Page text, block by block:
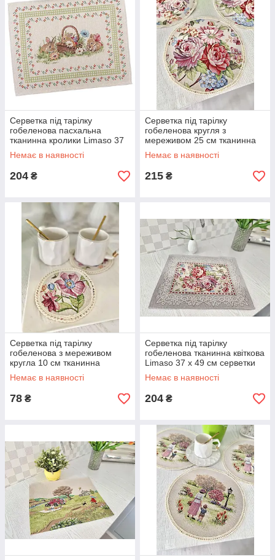
Серветка під тарілку
гобеленова пасхальна
тканинна кролики Limaso 37
х 49 см серветки під тарілки
Немає в наявності
204 ₴
Серветка під тарілку
гобеленова кругля з
мереживом 25 см тканинна
Limaso серветка-підкладка на
стіл лімасо
Немає в наявності
215 ₴
Серветка під тарілку
гобеленова з мереживом
кругла 10 см тканинна
Limaso серветка-підкладка на
стіл лімасо
Немає в наявності
78 ₴
Серветка під тарілку
гобеленова тканинна квіткова
Limaso 37 х 49 см серветки
під тарілки
Немає в наявності
204 ₴